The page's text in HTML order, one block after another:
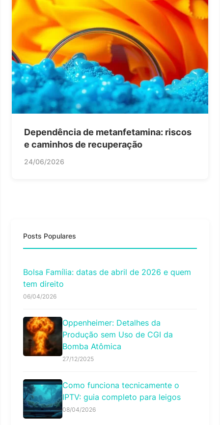
Dependência de metanfetamina: riscos
e caminhos de recuperação
24/06/2026
Posts Populares
Bolsa Família: datas de abril de 2026 e quem
tem direito
06/04/2026
Oppenheimer: Detalhes da
Produção sem Uso de CGI da
Bomba Atômica
27/12/2025
Como funciona tecnicamente o
IPTV: guia completo para leigos
08/04/2026